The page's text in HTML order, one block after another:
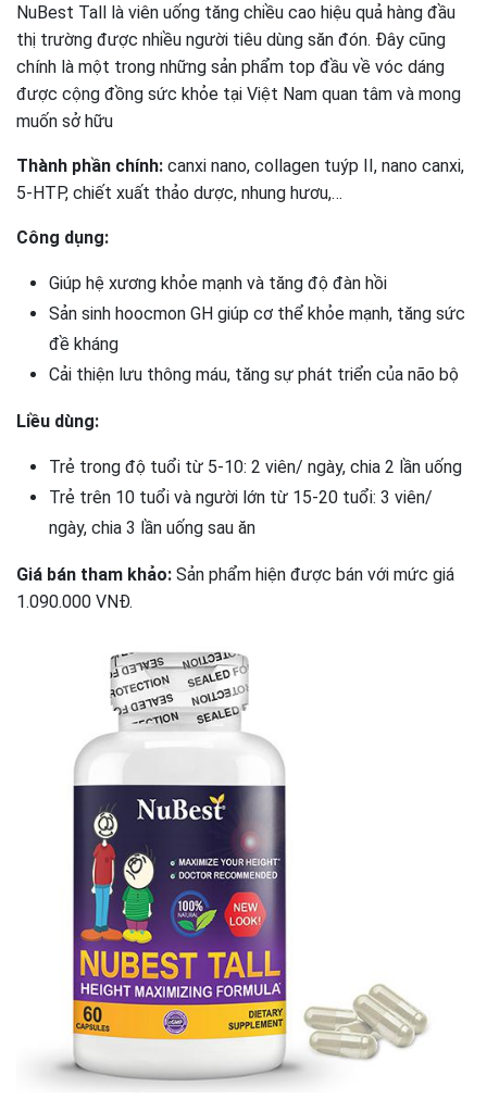
NuBest Tall là viên uống tăng chiều cao hiệu quả hàng đầu
thị trường được nhiều người tiêu dùng săn đón. Đây cũng
chính là một trong những sản phẩm top đầu về vóc dáng
được cộng đồng sức khỏe tại Việt Nam quan tâm và mong
muốn sở hữu
Thành phần chính: canxi nano, collagen tuýp II, nano canxi,
5-HTP, chiết xuất thảo dược, nhung hươu,…
Công dụng:
Giúp hệ xương khỏe mạnh và tăng độ đàn hồi
Sản sinh hoocmon GH giúp cơ thể khỏe mạnh, tăng sức
đề kháng
Cải thiện lưu thông máu, tăng sự phát triển của não bộ
Liều dùng:
Trẻ trong độ tuổi từ 5-10: 2 viên/ ngày, chia 2 lần uống
Trẻ trên 10 tuổi và người lớn từ 15-20 tuổi: 3 viên/
ngày, chia 3 lần uống sau ăn
Giá bán tham khảo: Sản phẩm hiện được bán với mức giá
1.090.000 VNĐ.